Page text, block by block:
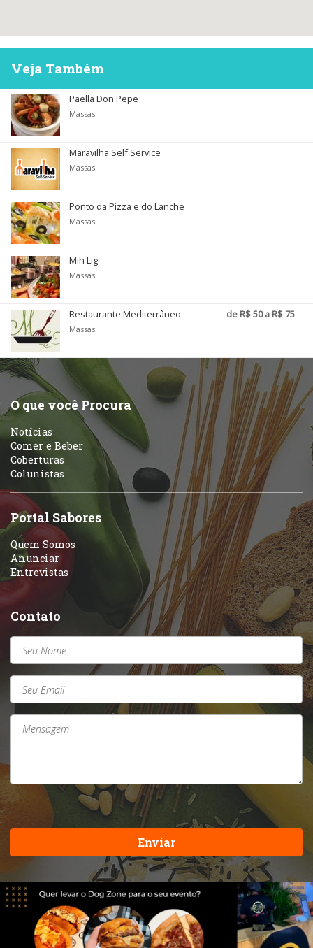
Veja Também
Paella Don Pepe
Massas
Maravilha Self Service
Massas
Ponto da Pizza e do Lanche
Massas
Mih Lig
Massas
Restaurante Mediterrâneo
Massas
de R$ 50 a R$ 75
O que você Procura
Notícias
Comer e Beber
Coberturas
Colunistas
Portal Sabores
Quem Somos
Anunciar
Entrevistas
Contato
Enviar